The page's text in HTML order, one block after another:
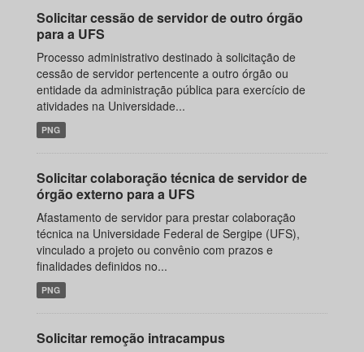
Solicitar cessão de servidor de outro órgão
para a UFS
Processo administrativo destinado à solicitação de
cessão de servidor pertencente a outro órgão ou
entidade da administração pública para exercício de
atividades na Universidade...
PNG
Solicitar colaboração técnica de servidor de
órgão externo para a UFS
Afastamento de servidor para prestar colaboração
técnica na Universidade Federal de Sergipe (UFS),
vinculado a projeto ou convênio com prazos e
finalidades definidos no...
PNG
Solicitar remoção intracampus